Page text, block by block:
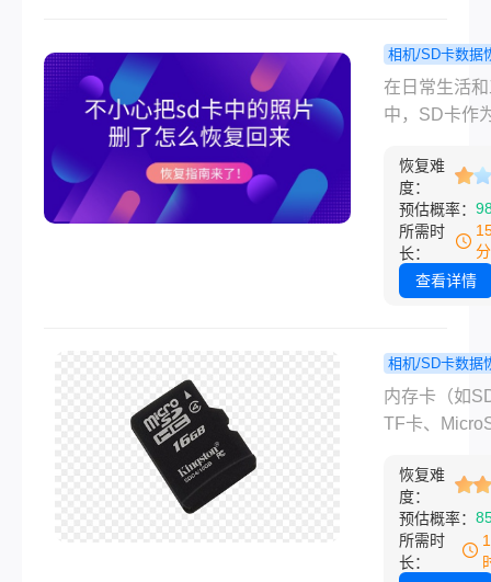
免未来发生
重要数据。
种情况，许
感到焦虑和
些有效的方
具，我们仍
会恢复这些
数据。那么
据不小心删
何恢复呢？
恢复的步骤
能地挽回损
相机/SD卡数据
程 不小心
中的照片删
复指南来了
在日常生活
中，SD卡作
具，经常承
多珍贵的回
而，有时由
作或疏忽，
能会不小心
况，许多人
能够找到一
来恢复这些
心把sd卡中
删了怎么恢
呢？本文将
供一份详细
恢复难
度：
预估概率：
所需时
长：
查看详情
相机/SD卡数据
程 如何恢复
卡数据？完
内存卡（如
TF卡、
视频、文档
数据的常用
然而，误删
式化、病毒
恢复难
度：
预估概率：
所需时
长：